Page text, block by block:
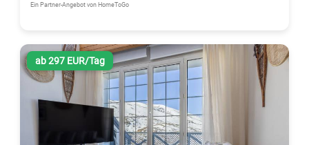
Ein Partner-Angebot von HomeToGo
ab 297 EUR/Tag